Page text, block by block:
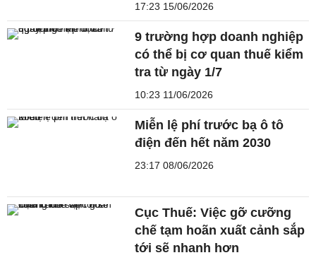
17:23 15/06/2026
9 trường hợp doanh nghiệp
có thể bị cơ quan thuế kiểm
tra từ ngày 1/7
10:23 11/06/2026
Miễn lệ phí trước bạ ô tô
điện đến hết năm 2030
23:17 08/06/2026
Cục Thuế: Việc gỡ cưỡng
chế tạm hoãn xuất cảnh sắp
tới sẽ nhanh hơn